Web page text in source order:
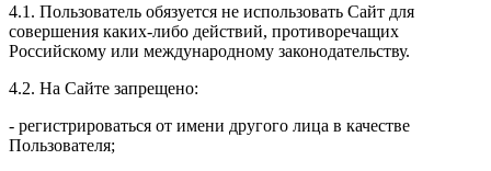
4.1. Пользователь обязуется не использовать Сайт для
совершения каких-либо действий, противоречащих
Российскому или международному законодательству.
4.2. На Сайте запрещено:
- регистрироваться от имени другого лица в качестве
Пользователя;